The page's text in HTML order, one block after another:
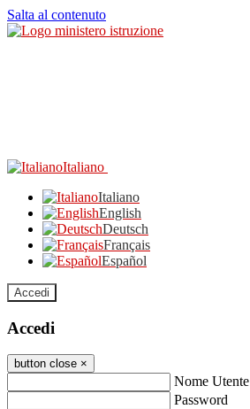
Salta al contenuto
Italiano
Italiano
English
Deutsch
Français
Español
Accedi
Accedi
button close ×
Nome Utente
Password